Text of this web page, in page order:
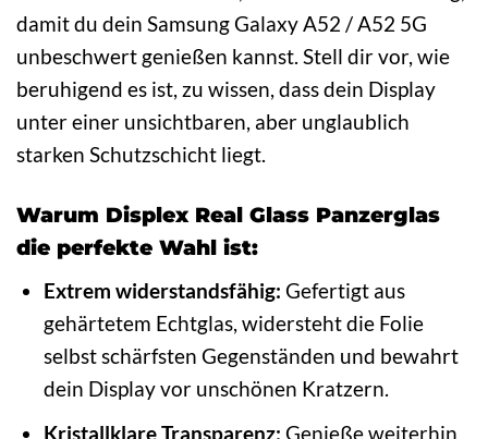
damit du dein Samsung Galaxy A52 / A52 5G
unbeschwert genießen kannst. Stell dir vor, wie
beruhigend es ist, zu wissen, dass dein Display
unter einer unsichtbaren, aber unglaublich
starken Schutzschicht liegt.
Warum Displex Real Glass Panzerglas
die perfekte Wahl ist:
Extrem widerstandsfähig: Gefertigt aus
gehärtetem Echtglas, widersteht die Folie
selbst schärfsten Gegenständen und bewahrt
dein Display vor unschönen Kratzern.
Kristallklare Transparenz: Genieße weiterhin